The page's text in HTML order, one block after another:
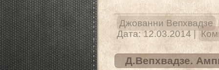
Джованни Вепхвадзе
Дата: 12.03.2014 |
Д.Вепхвадзе.